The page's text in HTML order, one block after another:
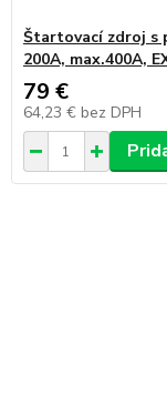
Štartovací zdroj s
200A, max.400A,
79 €
64,23 € bez DPH